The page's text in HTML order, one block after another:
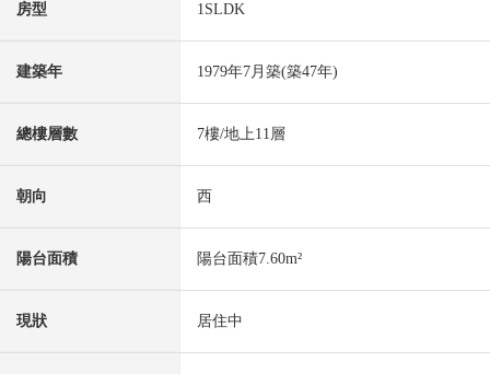
房型 1SLDK
建築年 1979年7月築(築47年)
總樓層數 7樓/地上11層
朝向 西
陽台面積 陽台面積7.60m²
現狀 居住中